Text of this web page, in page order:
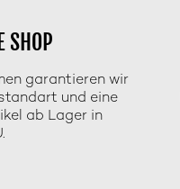
SHOP
garantieren wir
und eine
ab Lager in